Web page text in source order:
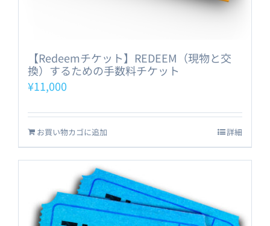
【Redeemチケット】REDEEM（現物と交
換）するための手数料チケット
¥11,000
お買い物カゴに追加 詳細